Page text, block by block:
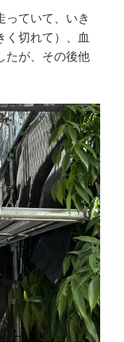
っていて、いき
く切れて）、血
たが、その後他